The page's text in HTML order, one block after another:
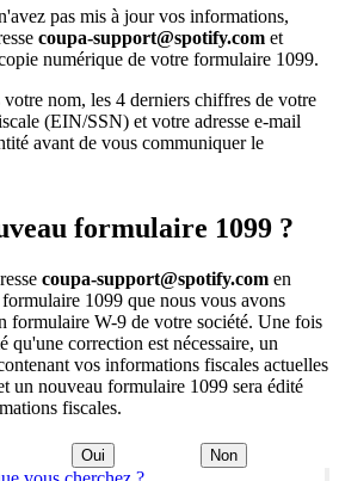
pas mis à jour vos informations,
coupa-support@spotify.com et
numérique de votre formulaire 1099.
nom, les 4 derniers chiffres de votre
(EIN/SSN) et votre adresse e-mail
avant de vous communiquer le
formulaire 1099 ?
coupa-support@spotify.com en
1099 que nous vous avons
formulaire W-9 de votre société. Une fois
qu'une correction est nécessaire, un
vos informations fiscales actuelles
un nouveau formulaire 1099 sera édité
fiscales.
Oui Non